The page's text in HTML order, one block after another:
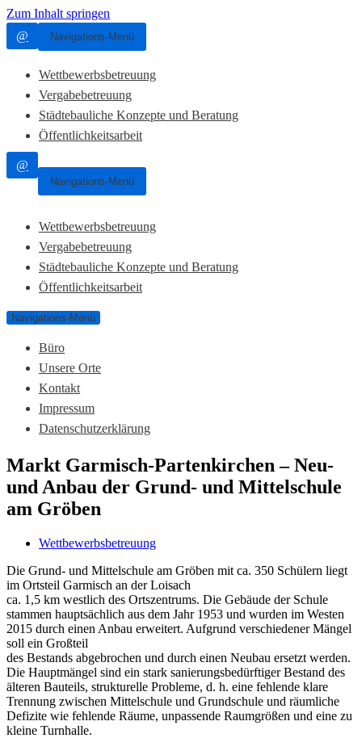
Zum Inhalt springen
@
Navigations-Menü
Wettbewerbsbetreuung
Vergabebetreuung
Städtebauliche Konzepte und Beratung
Öffentlichkeitsarbeit
@
Navigations-Menü
Wettbewerbsbetreuung
Vergabebetreuung
Städtebauliche Konzepte und Beratung
Öffentlichkeitsarbeit
Navigations-Menü
Büro
Unsere Orte
Kontakt
Impressum
Datenschutzerklärung
Markt Garmisch-Partenkirchen – Neu-
und Anbau der Grund- und Mittelschule
am Gröben
Wettbewerbsbetreuung
Die Grund- und Mittelschule am Gröben mit ca. 350 Schülern liegt
im Ortsteil Garmisch an der Loisach
ca. 1,5 km westlich des Ortszentrums. Die Gebäude der Schule
stammen hauptsächlich aus dem Jahr 1953 und wurden im Westen
2015 durch einen Anbau erweitert. Aufgrund verschiedener Mängel
soll ein Großteil
des Bestands abgebrochen und durch einen Neubau ersetzt werden.
Die Hauptmängel sind ein stark sanierungsbedürftiger Bestand des
älteren Bauteils, strukturelle Probleme, d. h. eine fehlende klare
Trennung zwischen Mittelschule und Grundschule und räumliche
Defizite wie fehlende Räume, unpassende Raumgrößen und eine zu
kleine Turnhalle.